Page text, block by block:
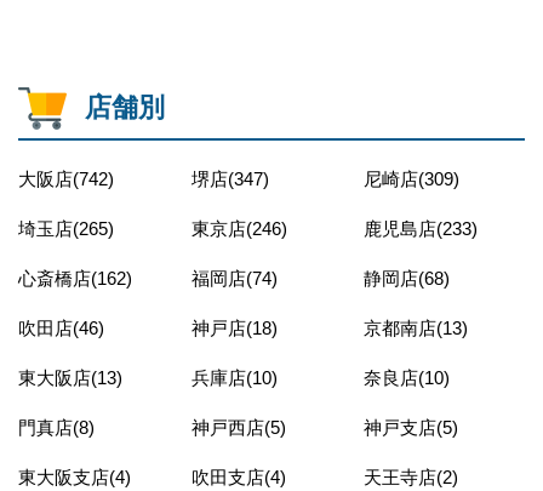
店舗別
大阪店(742) 堺店(347) 尼崎店(309)
埼玉店(265) 東京店(246) 鹿児島店(233)
心斎橋店(162) 福岡店(74) 静岡店(68)
吹田店(46) 神戸店(18) 京都南店(13)
東大阪店(13) 兵庫店(10) 奈良店(10)
門真店(8) 神戸西店(5) 神戸支店(5)
東大阪支店(4) 吹田支店(4) 天王寺店(2)